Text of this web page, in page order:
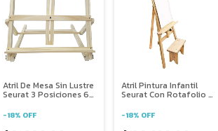
Atril De Mesa Sin Lustre
Seurat 3 Posiciones 63
-18% OFF
Atril Pintura Infantil
Seurat Con Rotafolio Y
-18% OFF